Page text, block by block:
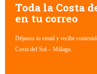
Toda la Costa
en tu correo
Déjanos tu email y recibe
Costa del Sol – Málaga.